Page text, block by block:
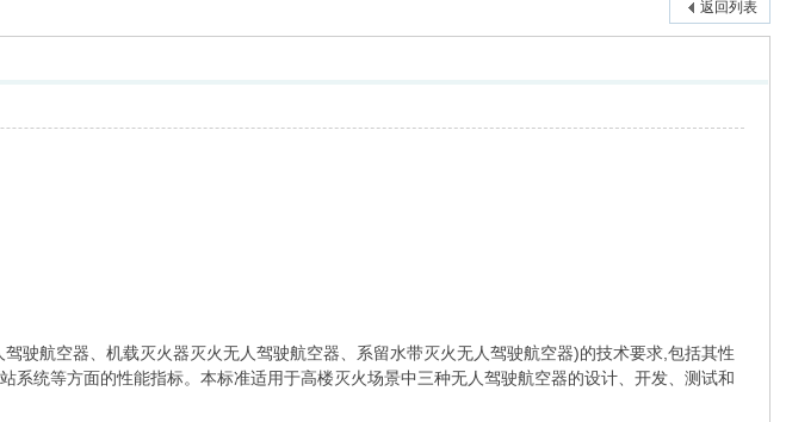
返回列表
驶航空器、机载灭火器灭火无人驾驶航空器、系留水带灭火无人驾驶航空器)的技术要求,包括其性
统等方面的性能指标。本标准适用于高楼灭火场景中三种无人驾驶航空器的设计、开发、测试和